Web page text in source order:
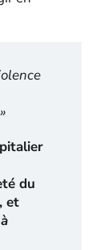
du
et